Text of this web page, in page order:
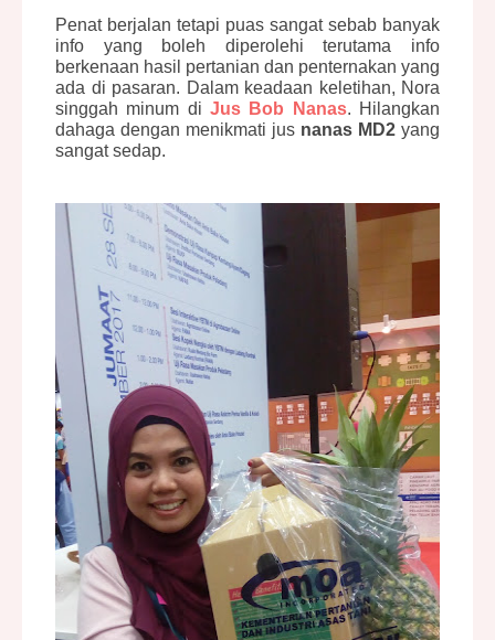
Penat berjalan tetapi puas sangat sebab banyak
info yang boleh diperolehi terutama info
berkenaan hasil pertanian dan penternakan yang
ada di pasaran. Dalam keadaan keletihan, Nora
singgah minum di Jus Bob Nanas. Hilangkan
dahaga dengan menikmati jus nanas MD2 yang
sangat sedap.